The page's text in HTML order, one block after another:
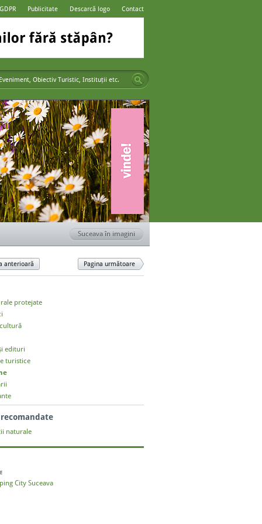
Publicitate Descarcă logo Contact
Suceava în imagini
Pagina următoare
anterioară
protejate
edituri
turistice
naturale